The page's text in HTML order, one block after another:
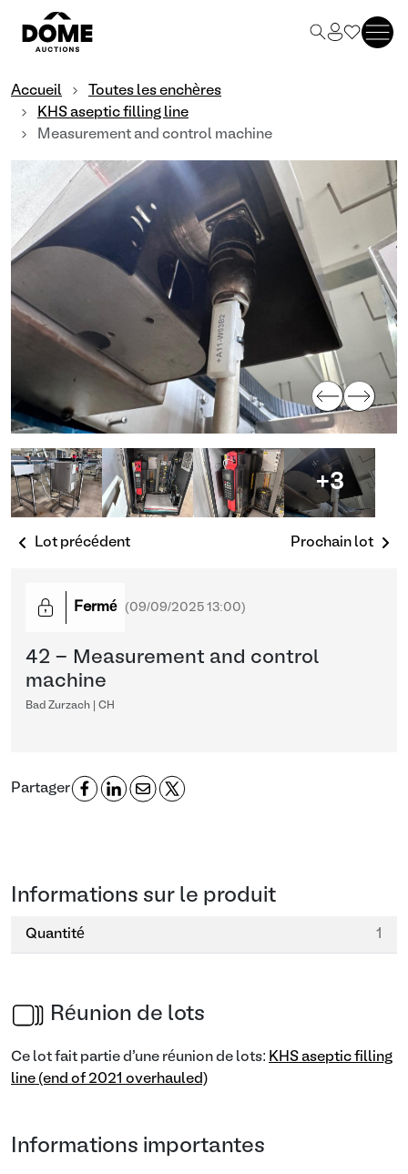
Accueil
Toutes les enchères
KHS aseptic filling line
Measurement and control machine
+3
Lot précédent Prochain lot
Fermé (09/09/2025 13:00)
42 - Measurement and control
machine
Bad Zurzach | CH
Partager
Informations sur le produit
Quantité 1
Réunion de lots
Ce lot fait partie d'une réunion de lots: KHS aseptic filling
line (end of 2021 overhauled)
Informations importantes